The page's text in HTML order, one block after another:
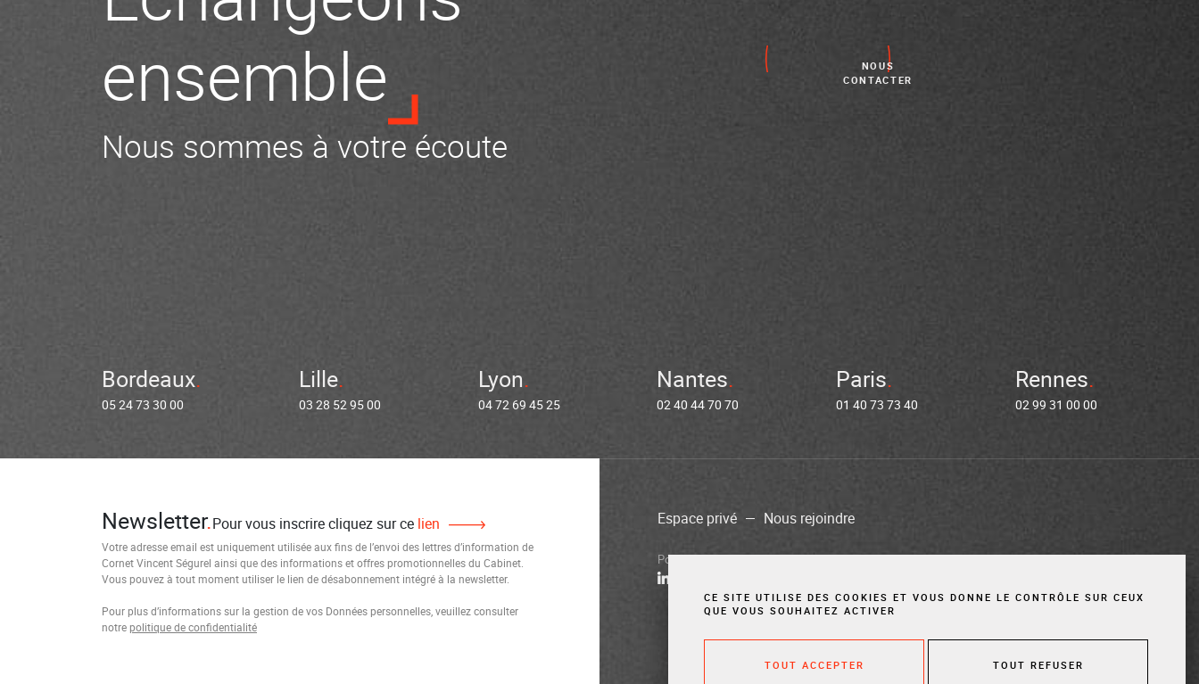
ensemble
Nous sommes à votre écoute
NOUS
CONTACTER
Bordeaux
05 24 73 30 00
Lille
03 28 52 95 00
Lyon
04 72 69 45 25
Nantes
02 40 44 70 70
Paris
01 40 73 73 40
Rennes
02 99 31 00 00
Newsletter Pour vous inscrire cliquez sur ce lien
Votre adresse email est uniquement utilisée aux fins de l’envoi des lettres d’information de
Cornet Vincent Ségurel ainsi que des informations et offres promotionnelles du Cabinet.
Vous pouvez à tout moment utiliser le lien de désabonnement intégré à la newsletter.
Pour plus d’informations sur la gestion de vos Données personnelles, veuillez consulter
notre politique de confidentialité
Espace privé Nous rejoindre
Politique de confidentialitéMentions légalesCookiesSite réalisé par Vigicorp
CE SITE UTILISE DES COOKIES ET VOUS DONNE LE CONTRÔLE SUR CEUX
QUE VOUS SOUHAITEZ ACTIVER
TOUT ACCEPTER TOUT REFUSER